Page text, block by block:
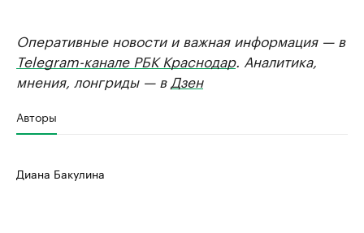
Оперативные новости и важная информация — в
Telegram-канале РБК Краснодар. Аналитика,
мнения, лонгриды — в Дзен
Авторы
Диана Бакулина